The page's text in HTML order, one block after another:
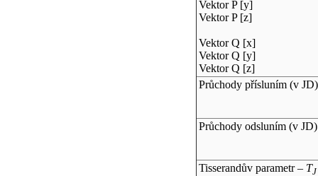
Vektor P [y]
Vektor P [z]
Vektor Q [x]
Vektor Q [y]
Vektor Q [z]
Průchody přísluním (v JD)
Průchody odsluním (v JD)
Tisserandův parametr – TJ